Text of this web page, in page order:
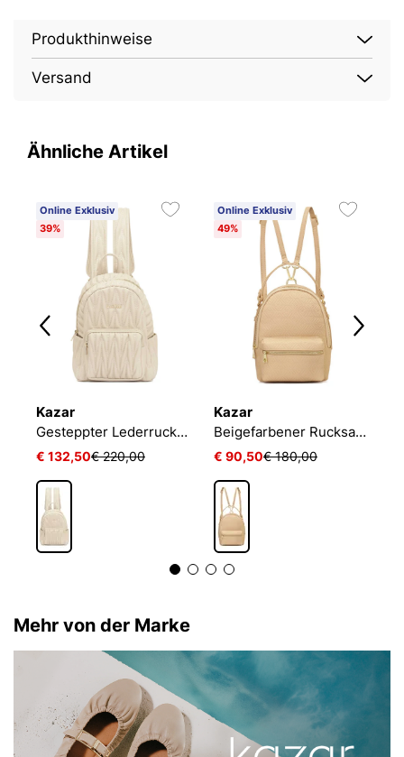
Produkthinweise
Versand
Ähnliche Artikel
Online Exklusiv
39%
Kazar
Gesteppter Lederrucksack
€ 132,50€ 220,00
Online Exklusiv
49%
Kazar
Beigefarbener Rucksack mit einzigartigem geprägtem Muster
€ 90,50€ 180,00
Mehr von der Marke